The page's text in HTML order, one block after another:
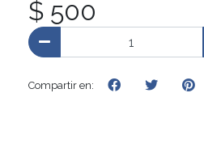
$ 500
Compartir en: